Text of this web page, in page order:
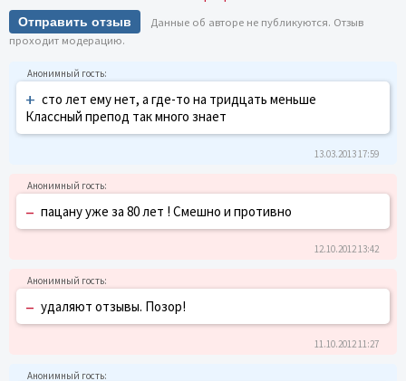
Отправить отзыв
Данные об авторе не публикуются. Отзыв
проходит модерацию.
+ сто лет ему нет, а где-то на тридцать меньше
Классный препод так много знает
13.03.2013 17:59
– пацану уже за 80 лет ! Смешно и противно
12.10.2012 13:42
– удаляют отзывы. Позор!
11.10.2012 11:27